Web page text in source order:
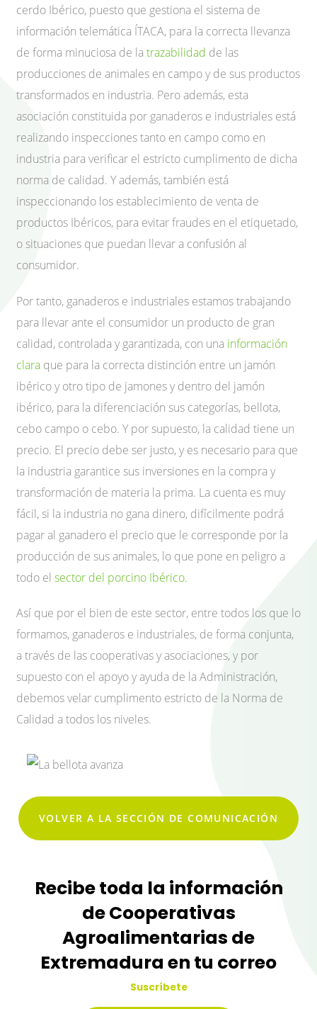
cerdo Ibérico, puesto que gestiona el sistema de
información telemática ÍTACA, para la correcta llevanza
de forma minuciosa de la trazabilidad de las
producciones de animales en campo y de sus productos
transformados en industria. Pero además, esta
asociación constituida por ganaderos e industriales está
realizando inspecciones tanto en campo como en
industria para verificar el estricto cumplimento de dicha
norma de calidad. Y además, también está
inspeccionando los establecimiento de venta de
productos Ibéricos, para evitar fraudes en el etiquetado,
o situaciones que puedan llevar a confusión al
consumidor.
Por tanto, ganaderos e industriales estamos trabajando
para llevar ante el consumidor un producto de gran
calidad, controlada y garantizada, con una información
clara que para la correcta distinción entre un jamón
ibérico y otro tipo de jamones y dentro del jamón
ibérico, para la diferenciación sus categorías, bellota,
cebo campo o cebo. Y por supuesto, la calidad tiene un
precio. El precio debe ser justo, y es necesario para que
la industria garantice sus inversiones en la compra y
transformación de materia la prima. La cuenta es muy
fácil, si la industria no gana dinero, difícilmente podrá
pagar al ganadero el precio que le corresponde por la
producción de sus animales, lo que pone en peligro a
todo el sector del porcino Ibérico.
Así que por el bien de este sector, entre todos los que lo
formamos, ganaderos e industriales, de forma conjunta,
a través de las cooperativas y asociaciones, y por
supuesto con el apoyo y ayuda de la Administración,
debemos velar cumplimento estricto de la Norma de
Calidad a todos los niveles.
VOLVER A LA SECCIÓN DE COMUNICACIÓN
Recibe toda la información
de Cooperativas
Agroalimentarias de
Extremadura en tu correo
Suscríbete